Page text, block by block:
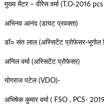
मुख्य मेंटर – वीरेेस वर्मा (T.O-2016 pcs
अभिनव आनंद (डायट प्रवक्ता)
डॉ० संत लाल (अस्सिटेंट प्रोफेसर-भूगोल
अनिल वर्मा (अस्सिटेंट प्रोफेसर)
योगराज पटेल (VDO)-
अभिषेक कुमार वर्मा ( FSO , PCS-